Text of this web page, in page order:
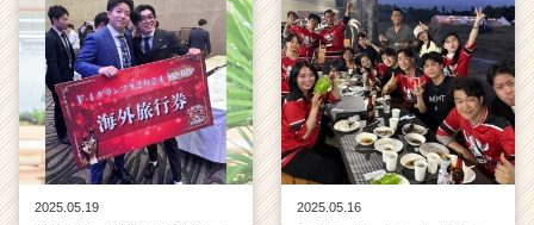
2025.05.19
2025.05.16